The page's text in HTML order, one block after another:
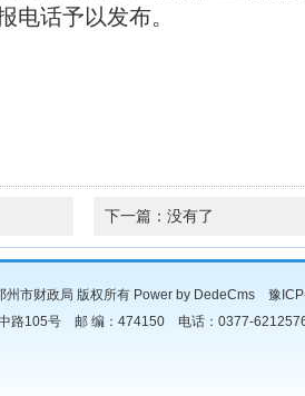
电话予以发布。
邓
下一篇：没有了
市财政局 版权所有 Power by DedeCms
豫
中路105号 邮 编：474150 电话：0377-